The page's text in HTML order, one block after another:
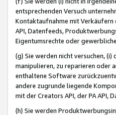
entsprechenden Versuch
Kontaktaufnahme mit Verkäufern
API, Datenfeeds,
Eigentumsrechte oder
(g) Sie werden nicht versuchen,
manipulieren, zu reparieren oder
enthaltene Software
andere zugrunde liegende
mit der Creators API, der PA API,
(h) Sie werden